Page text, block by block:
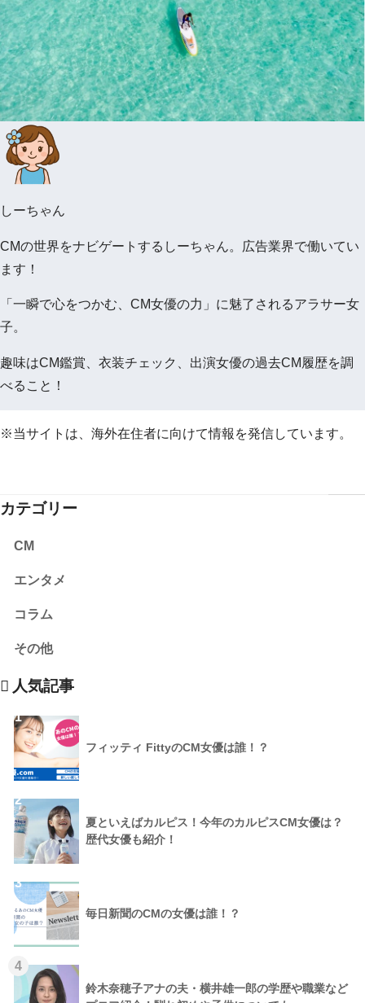
しーちゃん
CMの世界をナビゲートするしーちゃん。広告業界で働いてい
ます！
「一瞬で心をつかむ、CM女優の力」に魅了されるアラサー女
子。
趣味はCM鑑賞、衣装チェック、出演女優の過去CM履歴を調
べること！
※当サイトは、海外在住者に向けて情報を発信しています。
カテゴリー
CM
エンタメ
コラム
その他
人気記事
1
フィッティ FittyのCM女優は誰！？
2
夏といえばカルピス！今年のカルピスCM女優は？
歴代女優も紹介！
3
毎日新聞のCMの女優は誰！？
4
鈴木奈穂子アナの夫・横井雄一郎の学歴や職業など